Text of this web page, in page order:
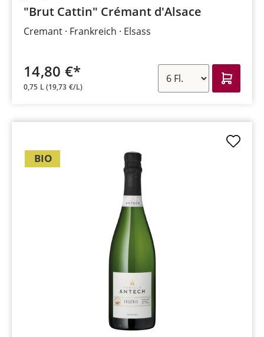
"Brut Cattin" Crémant d'Alsace
Cremant Frankreich Elsass
14,80 €*
0,75 L(19,73 €/L)
BIO